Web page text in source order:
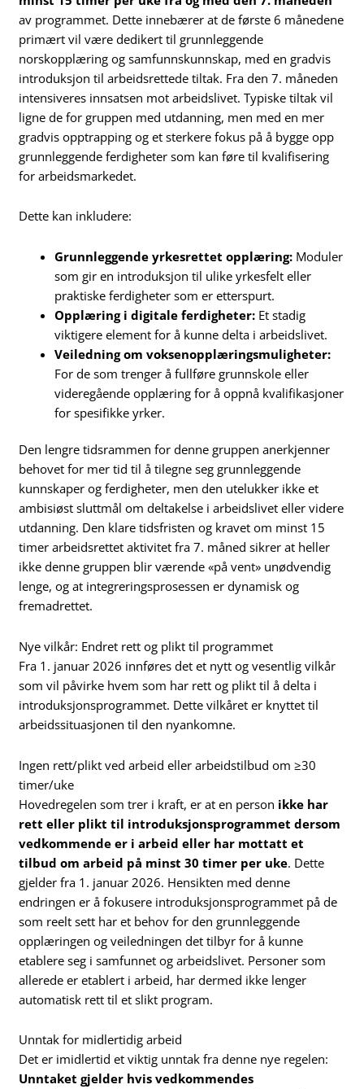
av programmet. Dette innebærer at de første 6 månedene
primært vil være dedikert til grunnleggende
norskopplæring og samfunnskunnskap, med en gradvis
introduksjon til arbeidsrettede tiltak. Fra den 7. måneden
intensiveres innsatsen mot arbeidslivet. Typiske tiltak vil
ligne de for gruppen med utdanning, men med en mer
gradvis opptrapping og et sterkere fokus på å bygge opp
grunnleggende ferdigheter som kan føre til kvalifisering
for arbeidsmarkedet.
Dette kan inkludere:
Grunnleggende yrkesrettet opplæring: Moduler
som gir en introduksjon til ulike yrkesfelt eller
praktiske ferdigheter som er etterspurt.
Opplæring i digitale ferdigheter: Et stadig
viktigere element for å kunne delta i arbeidslivet.
Veiledning om voksenopplæringsmuligheter:
For de som trenger å fullføre grunnskole eller
videregående opplæring for å oppnå kvalifikasjoner
for spesifikke yrker.
Den lengre tidsrammen for denne gruppen anerkjenner
behovet for mer tid til å tilegne seg grunnleggende
kunnskaper og ferdigheter, men den utelukker ikke et
ambisiøst sluttmål om deltakelse i arbeidslivet eller videre
utdanning. Den klare tidsfristen og kravet om minst 15
timer arbeidsrettet aktivitet fra 7. måned sikrer at heller
ikke denne gruppen blir værende «på vent» unødvendig
lenge, og at integreringsprosessen er dynamisk og
fremadrettet.
Nye vilkår: Endret rett og plikt til programmet
Fra 1. januar 2026 innføres det et nytt og vesentlig vilkår
som vil påvirke hvem som har rett og plikt til å delta i
introduksjonsprogrammet. Dette vilkåret er knyttet til
arbeidssituasjonen til den nyankomne.
Ingen rett/plikt ved arbeid eller arbeidstilbud om ≥30
timer/uke
Hovedregelen som trer i kraft, er at en person ikke har
rett eller plikt til introduksjonsprogrammet dersom
vedkommende er i arbeid eller har mottatt et
tilbud om arbeid på minst 30 timer per uke. Dette
gjelder fra 1. januar 2026. Hensikten med denne
endringen er å fokusere introduksjonsprogrammet på de
som reelt sett har et behov for den grunnleggende
opplæringen og veiledningen det tilbyr for å kunne
etablere seg i samfunnet og arbeidslivet. Personer som
allerede er etablert i arbeid, har dermed ikke lenger
automatisk rett til et slikt program.
Unntak for midlertidig arbeid
Det er imidlertid et viktig unntak fra denne nye regelen:
Unntaket gjelder hvis vedkommendes